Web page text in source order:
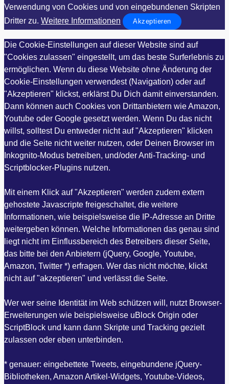
Verwendung von Cookies und von eingebundenen Skripten
Dritter zu. Weitere Informationen Akzeptieren
Die Cookie-Einstellungen auf dieser Website sind auf
"Cookies zulassen" eingestellt, um das beste Surferlebnis zu
ermöglichen. Wenn du diese Website ohne Änderung der
Cookie-Einstellungen verwendest (Navigation) oder auf
"Akzeptieren" klickst, erklärst Du Dich damit einverstanden.
Dann können auch Cookies von Drittanbietern wie Amazon,
Youtube oder Google gesetzt werden. Wenn Du das nicht
willst, solltest Du entweder nicht auf "Akzeptieren" klicken
und die Seite nicht weiter nutzen, oder Deinen Browser im
Inkognito-Modus betreiben, und/oder Anti-Tracking- und
Scriptblocker-Plugins nutzen.
Mit einem Klick auf "Akzeptieren" werden zudem extern
gehostete Javascripte freigeschaltet, die weitere
Informationen, wie beispielsweise die IP-Adresse an Dritte
weitergeben können. Welche Informationen das genau sind
liegt nicht im Einflussbereich des Betreibers dieser Seite,
das bitte bei den Anbietern (jQuery, Google, Youtube,
Amazon, Twitter *) erfragen. Wer das nicht möchte, klickt
nicht auf "akzeptieren" und verlässt die Seite.
Wer wer seine Identität im Web schützen will, nutzt Browser-
Erweiterungen wie beispielsweise uBlock Origin oder
ScriptBlock und kann dann Skripte und Tracking gezielt
zulassen oder eben unterbinden.
* genauer: eingebettete Tweets, eingebundene jQuery-
Bibliotheken, Amazon Artikel-Widgets, Youtube-Videos,